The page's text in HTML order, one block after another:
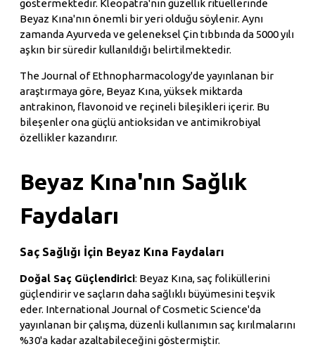
göstermektedir. Kleopatra'nın güzellik ritüellerinde
Beyaz Kına'nın önemli bir yeri olduğu söylenir. Aynı
zamanda Ayurveda ve geleneksel Çin tıbbında da 5000 yılı
aşkın bir süredir kullanıldığı belirtilmektedir.
The Journal of Ethnopharmacology'de yayınlanan bir
araştırmaya göre, Beyaz Kına, yüksek miktarda
antrakinon, flavonoid ve reçineli bileşikleri içerir. Bu
bileşenler ona güçlü antioksidan ve antimikrobiyal
özellikler kazandırır.
Beyaz Kına'nın Sağlık
Faydaları
Saç Sağlığı İçin Beyaz Kına Faydaları
Doğal Saç Güçlendirici: Beyaz Kına, saç foliküllerini
güçlendirir ve saçların daha sağlıklı büyümesini teşvik
eder. International Journal of Cosmetic Science'da
yayınlanan bir çalışma, düzenli kullanımın saç kırılmalarını
%30'a kadar azaltabileceğini göstermiştir.